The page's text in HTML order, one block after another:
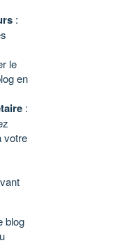
:
le
en
:
votre
blog